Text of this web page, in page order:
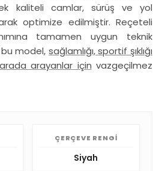
kaliteli camlar, sürüş ve yol
optimize edilmiştir. Reçeteli
tamamen uygun teknik
bu model, sağlamlığı, sportif şıklığı
arayanlar için vazgeçilmez
ÇERÇEVE RENGI
Siyah